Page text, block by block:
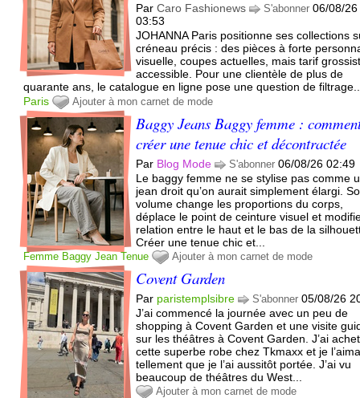
ParCaro Fashionews S'abonner 06/08/26
03:53
JOHANNA Paris positionne ses collections
créneau précis : des pièces à forte
visuelle, coupes actuelles, mais tarif
accessible. Pour une clientèle de plus de
quarante ans, le catalogue en ligne pose une question de
Paris
Ajouter à mon carnet de mode
Baggy Jeans Baggy femme :
créer une tenue chic et décontractée
Par Blog Mode S'abonner 06/08/26 02:49
Le baggy femme ne se stylise pas comme
jean droit qu’on aurait simplement élargi.
volume change les proportions du corps,
déplace le point de ceinture visuel et
relation entre le haut et le bas de la
Créer une tenue chic et...
Femme Baggy Jean Tenue Ajouter à mon carnet de mode
Covent Garden
Par paristemplsibre S'abonner 05/08/26
J’ai commencé la journée avec un peu de
shopping à Covent Garden et une visite
sur les théâtres à Covent Garden. J’ai
cette superbe robe chez Tkmaxx et je
tellement que je l’ai aussitôt portée. J’ai vu
beaucoup de théâtres du West...
Ajouter à mon carnet de mode